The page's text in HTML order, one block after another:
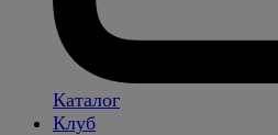
Каталог
Клуб